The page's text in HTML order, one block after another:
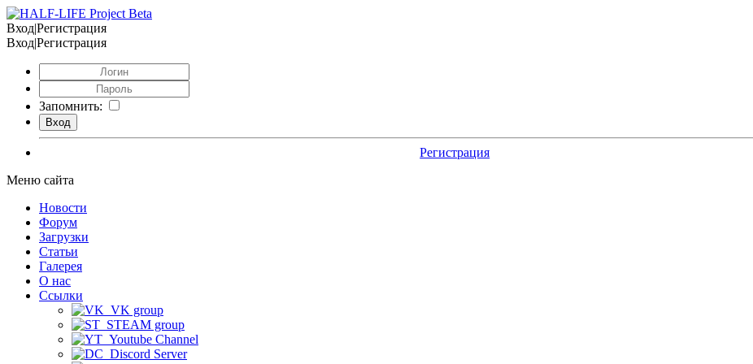
Вход|Регистрация
Вход|Регистрация
Запомнить:
Регистрация
Меню сайта
Новости
Форум
Загрузки
Статьи
Галерея
О нас
Ссылки
VK group
STEAM group
Youtube Channel
Discord Server